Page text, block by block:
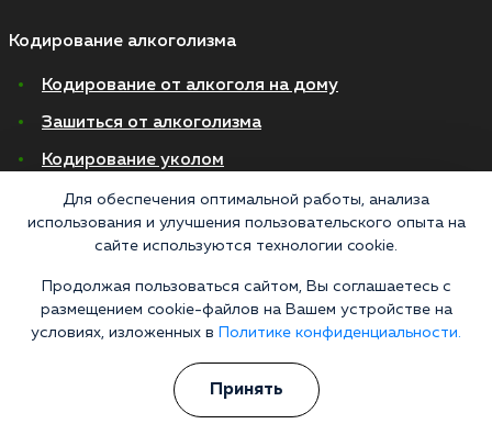
Кодирование алкоголизма
Кодирование от алкоголя на дому
Зашиться от алкоголизма
Кодирование уколом
Торпедо
Кодирование двойной блок
Нарколог на дом
Для обеспечения оптимальной работы, анализа
использования и улучшения пользовательского опыта на
сайте используются технологии cookie.
Продолжая пользоваться сайтом, Вы соглашаетесь с
размещением cookie-файлов на Вашем устройстве на
условиях, изложенных в
Политике конфиденциальности.
Принять